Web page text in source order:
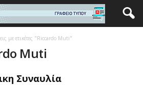
με ετικέτες "Riccardo Muti"
Muti
Συναυλία